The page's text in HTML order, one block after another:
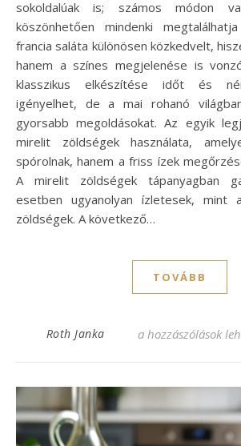
sokoldalúak is; számos módon
köszönhetően mindenki
francia saláta különösen közkedvelt,
hanem a színes megjelenése is
klasszikus elkészítése időt és
igényelhet, de a mai rohanó
gyorsabb megoldásokat. Az egyik
mirelit zöldségek használata,
spórolnak, hanem a friss ízek
A mirelit zöldségek tápanyagban
esetben ugyanolyan ízletesek, mint
zöldségek. A következő…
TOVÁBB
Roth Janka Franciasaláta
a hozzászólások